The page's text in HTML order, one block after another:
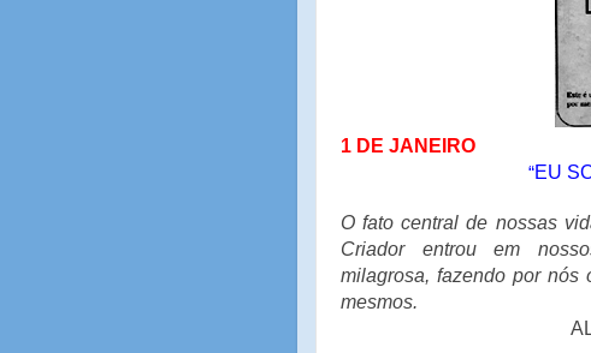
1 DE JANEIRO
“EU
O fato central de nossas
Criador entrou em
milagrosa, fazendo por nós
mesmos.